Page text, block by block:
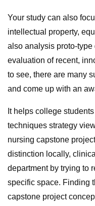
Your study can also
intellectual property,
also analysis proto-type
evaluation of recent,
to see, there are many
and come up with an
It helps college
techniques strategy
nursing capstone
distinction locally,
department by trying to
specific space. Finding
capstone project